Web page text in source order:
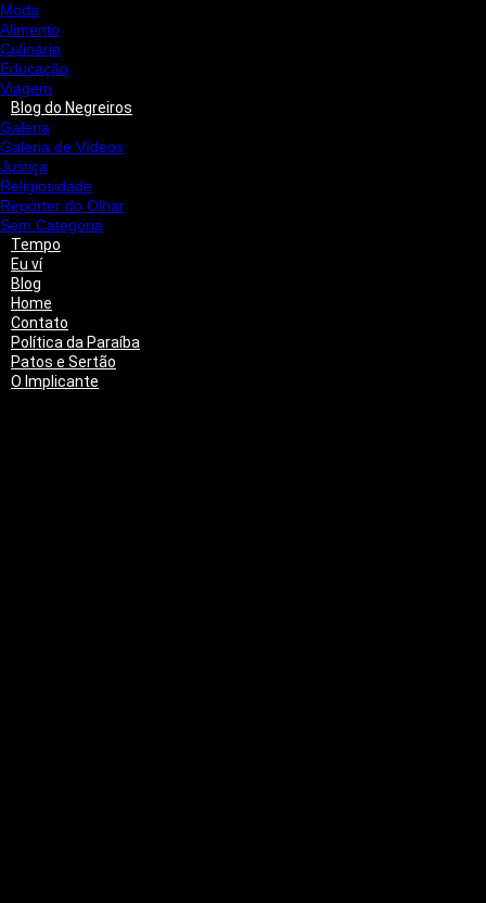
Moda
Alimento
Culinária
Educação
Viagem
Blog do Negreiros
Galeria
Galeria de Vídeos
Justiça
Religiosidade
Repórter do Olhar
Sem Categoria
Tempo
Eu ví
Blog
Home
Contato
Política da Paraíba
Patos e Sertão
O Implicante